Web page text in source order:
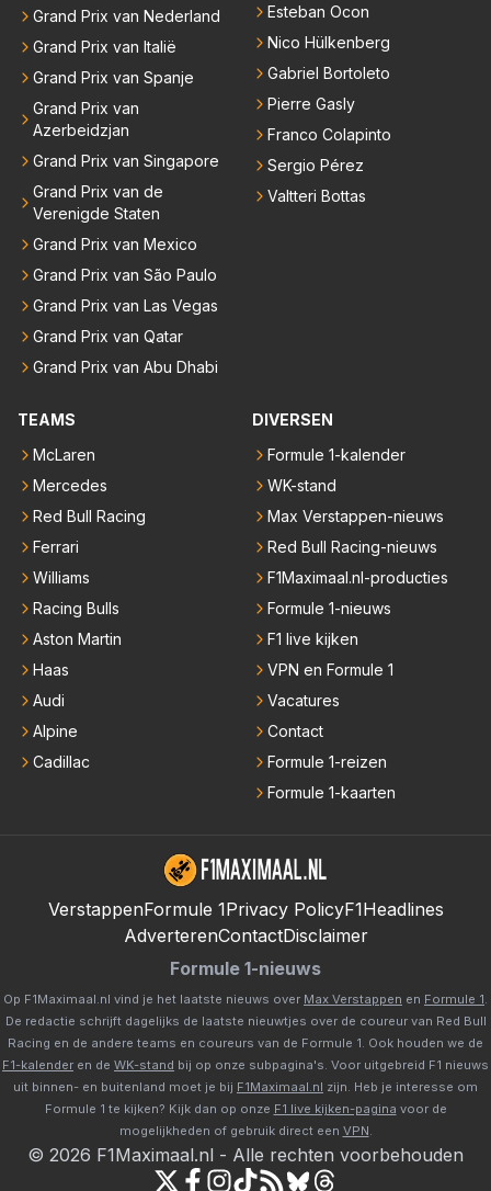
Grand Prix van Nederland
Grand Prix van Italië
Grand Prix van Spanje
Grand Prix van
Azerbeidzjan
Grand Prix van Singapore
Grand Prix van de
Verenigde Staten
Grand Prix van Mexico
Grand Prix van São Paulo
Grand Prix van Las Vegas
Grand Prix van Qatar
Grand Prix van Abu Dhabi
Esteban Ocon
Nico Hülkenberg
Gabriel Bortoleto
Pierre Gasly
Franco Colapinto
Sergio Pérez
Valtteri Bottas
TEAMS
McLaren
Mercedes
Red Bull Racing
Ferrari
Williams
Racing Bulls
Aston Martin
Haas
Audi
Alpine
Cadillac
DIVERSEN
Formule 1-kalender
WK-stand
Max Verstappen-nieuws
Red Bull Racing-nieuws
F1Maximaal.nl-producties
Formule 1-nieuws
F1 live kijken
VPN en Formule 1
Vacatures
Contact
Formule 1-reizen
Formule 1-kaarten
VerstappenFormule 1Privacy PolicyF1Headlines
AdverterenContactDisclaimer
Formule 1-nieuws
Op F1Maximaal.nl vind je het laatste nieuws over Max Verstappen en Formule 1.
De redactie schrijft dagelijks de laatste nieuwtjes over de coureur van Red Bull
Racing en de andere teams en coureurs van de Formule 1. Ook houden we de
F1-kalender en de WK-stand bij op onze subpagina's. Voor uitgebreid F1 nieuws
uit binnen- en buitenland moet je bij F1Maximaal.nl zijn. Heb je interesse om
Formule 1 te kijken? Kijk dan op onze F1 live kijken-pagina voor de
mogelijkheden of gebruik direct een VPN.
© 2026 F1Maximaal.nl - Alle rechten voorbehouden